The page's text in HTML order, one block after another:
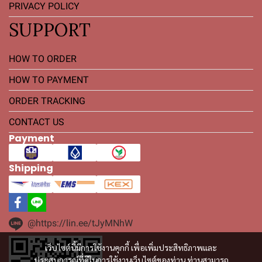
เว็บไซต์นี้มีการใช้งานคุกกี้ เพื่อเพิ่มประสิทธิภาพและ
ประสบการณ์ที่ดีในการใช้งานเว็บไซต์ของท่าน ท่านสามารถ
PRIVACY POLICY
SUPPORT
HOW TO ORDER
HOW TO PAYMENT
ORDER TRACKING
CONTACT US
Payment
Shipping
@https://lin.ee/tJyMNhW